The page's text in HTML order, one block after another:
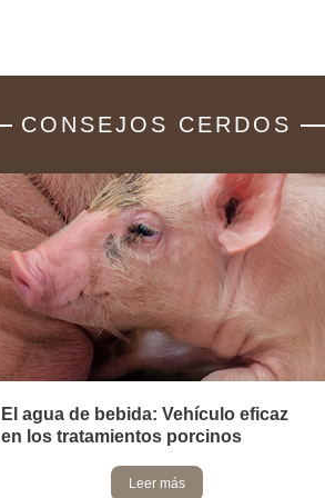
CONSEJOS CERDOS
Leer más
El agua de bebida: Vehículo eficaz
en los tratamientos porcinos